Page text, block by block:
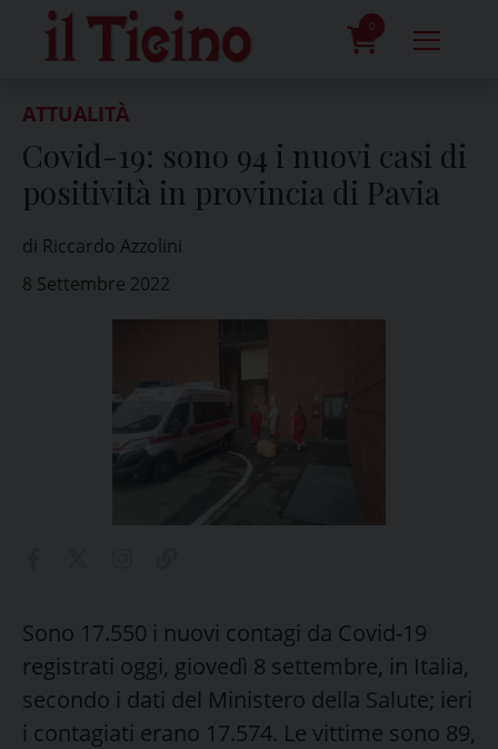
content
0
ATTUALITÀ
Covid-19: sono 94 i nuovi casi di
positività in provincia di Pavia
di Riccardo Azzolini
8 Settembre 2022
Sono 17.550 i nuovi contagi da Covid-19
registrati oggi, giovedì 8 settembre, in Italia,
secondo i dati del Ministero della Salute; ieri
i contagiati erano 17.574. Le vittime sono 89,